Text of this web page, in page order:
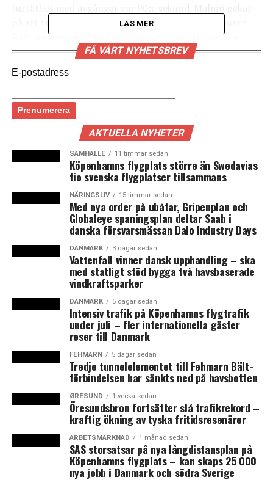
på att trafiken över Öresund väntas öka när Fehmarn
Bält-tunneln står klar 2029 och genom att låta den
regionala trafiken och pendling över Öresund i ökad
utsträckning ske via en Öresundsmetro skulle
Öresundsbron avlastas och få mer utrymme för fjärrtåg,
godståg och regionaltåg. (News Øresund)
SJ:s nya nattåg till Hamburg kör utan sovvagnar –
saknar godkännande i Danmark
Rønne tidigarelägger utbyggnad av hamnen när
Bornholm blir energiö
LÄS MER
FÅ VÅRT NYHETSBREV
E-postadress
AKTUELLA NYHETER
SAMHÄLLE 11 timmar sedan
Köpenhamns flygplats större än Swedavias
tio svenska flygplatser tillsammans
NÄRINGSLIV 15 timmar sedan
Med nya order på ubåtar, Gripenplan och
Globaleye spaningsplan deltar Saab i
danska försvarsmässan Dalo Industry Days
DANMARK 3 dagar sedan
Vattenfall vinner dansk upphandling – ska
med statligt stöd bygga två havsbaserade
vindkraftsparker
DANMARK 5 dagar sedan
Intensiv trafik på Köpenhamns flygtrafik
under juli – fler internationella gäster
reser till Danmark
FEHMARN 5 dagar sedan
Tredje tunnelelementet till Fehmarn Bält-
förbindelsen har sänkts ned på havsbotten
ØRESUND 1 vecka sedan
Öresundsbron fortsätter slå trafikrekord –
kraftig ökning av tyska fritidsresenärer
ARBETSMARKNAD 1 månad sedan
SAS storsatsar på nya långdistansplan på
Köpenhamns flygplats – kan skaps 25 000
nya jobb i Danmark och södra Sverige